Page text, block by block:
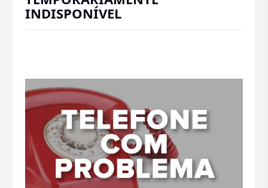
INDISPONÍVEL